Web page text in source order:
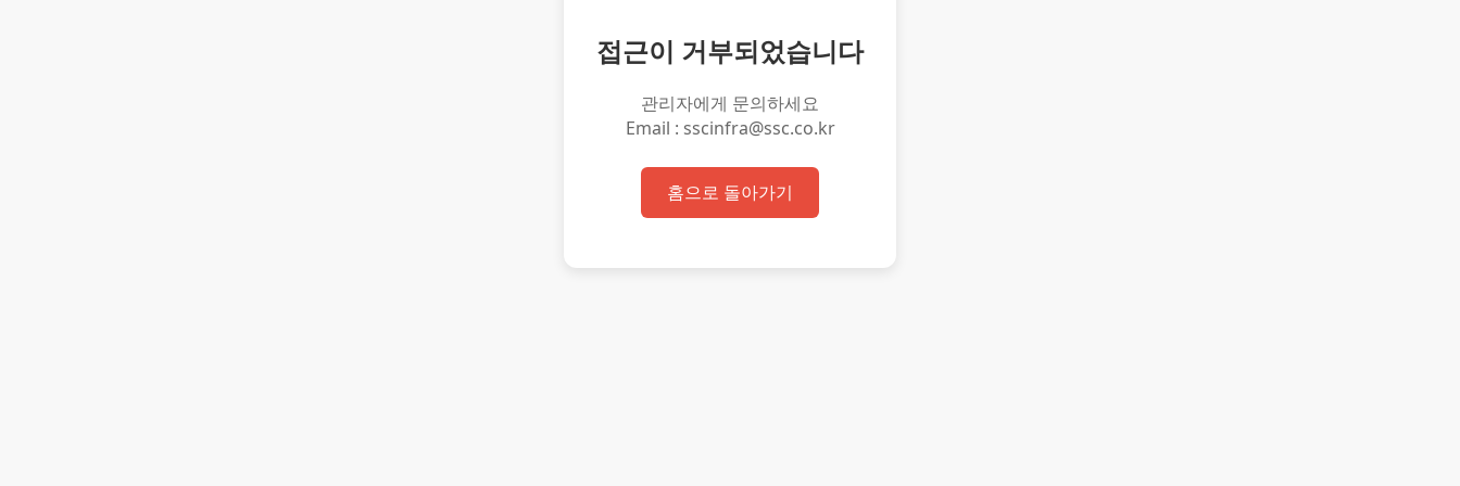
접근이 거부되었습니다
관리자에게 문의하세요
Email : sscinfra@ssc.co.kr
홈으로 돌아가기